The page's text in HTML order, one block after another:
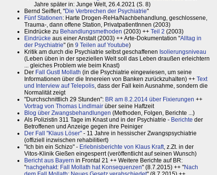
Jahre später in: Junge Welt, 26.4.2021 (S. 8)
Bernd Seiffert, "Die Verbrechen der Psychiatrie"
Fünf Stationen: Harte Drogen-ReHa/Nachbehandlung, geschlossene,
Trauma-, dann offene Station, PrivatpatientInnen (2003)
Eindrücke zu Behandlungsmethoden (2003) ++ Teil 2 (2003)
Eindrücke aus einer Anstalt (2003) ++ Arte-Dokumentation "Alltag in
der Psychiatrie" (in 9 Teilen auf Youtube)
Kritik am durch die Psychiatrie selbst geschaffenen Isolierungsniveau
(Leben üben in der speziellen Welt soll das Leben draußen erleichtern
... gleiches Problem wie beim Knast)
Der Fall Gustl Mollath (in die Psychiatrie eingewiesen, um seine
Informationen über die Innereien von Banken zurückzuhalten) ++ Text
und Interview auf Telepolis, dass der Fall kein Ausnahme, sondern die
Normalität zeigt
"Durchschnittlich 29 Stunden": BR am 8.2.2014 über Fixierungen ++
Vortrag von Thomas Lindlmair über seine Haftzeit
Blog über Zwangsbehandlungen (Methoden, Folgen, Berichte ...)
Als Polizistin 311 Tage im Knast und in der Psychiatrie - Berichte der
Betroffenen und Anzeige gegen ihre Peiniger
Der Fall "Klaus Löser" - 11 Jahre in hessischer Zwangspsychiatrie
(offiziell inzwischen rehabilitiert)
"Ich bin ein Schizo" - Erlebnisberichte von Klaus Kraft, z.Zt. in der
Vitos-Klinik Gießen eingesperrt (veröffentlicht auf seinen Wunsch)
Bericht aus Bayern in Frontal 21 ++ Weitere Berichte auf BR:
"nachgehakt: Fall Mollath hat Konsequenzen" (8.7.2015) ++ "Nach